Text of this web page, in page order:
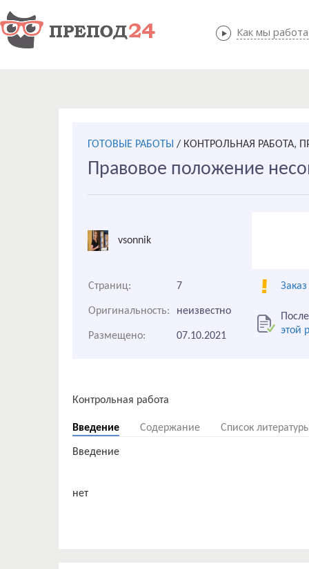
Как мы
Как мы
ГОТОВЫЕ РАБОТЫ / КОНТРОЛЬНАЯ РАБОТА,
Правовое положение
vsonnik
Страниц: 7
Оригинальность: неизвестно
этой
Размещено: 07.10.2021
Введение Содержание Список
Введение